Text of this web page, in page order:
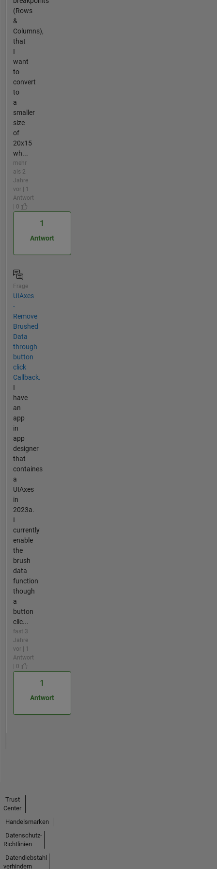
(Rows
&
Columns),
that
I
want
to
convert
to
a
smaller
size
of
20x15
wh...
mehr
als 2
Jahre
vor | 1
Antwort
| 0
1
Antwort
Frage
UIAxes
-
Remove
Brushed
Data
through
button
click
Callback.
I
have
an
app
in
app
designer
that
containes
a
UIAxes
in
2023a.
I
currently
enable
the
brush
data
function
though
a
button
clic...
fast 3
Jahre
vor | 1
Antwort
| 0
1
Antwort
Trust
Center
Handelsmarken
Datenschutz-
Richtlinien
Datendiebstahl
verhindern